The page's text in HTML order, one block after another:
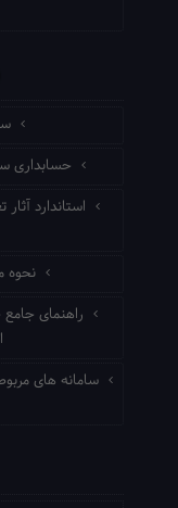
حسابداری
استاندارد
نحوه
راهنمای
سامانه های